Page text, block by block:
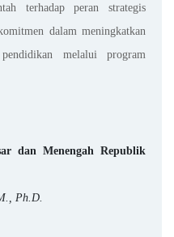
terhadap peran strategis
dalam meningkatkan
melalui program
dan Menengah Republik
Ph.D.